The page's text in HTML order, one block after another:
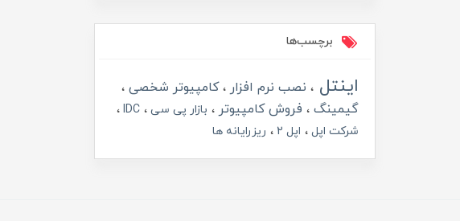
برچسب‌ها
اینتل نصب نرم افزار
کامپیوتر شخصی
گیمینگ
فروش کامپیوتر بازار پی سی
IDC
شرکت اپل
اپل 2 ریزرایانه ها